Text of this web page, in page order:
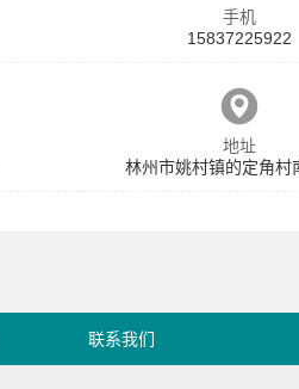
手机
15837225922
地址
林州市姚村镇的定角村
联系我们